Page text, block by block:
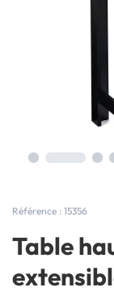
Référence : 15356
Table